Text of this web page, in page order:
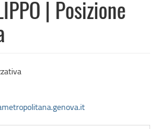
| Posizione